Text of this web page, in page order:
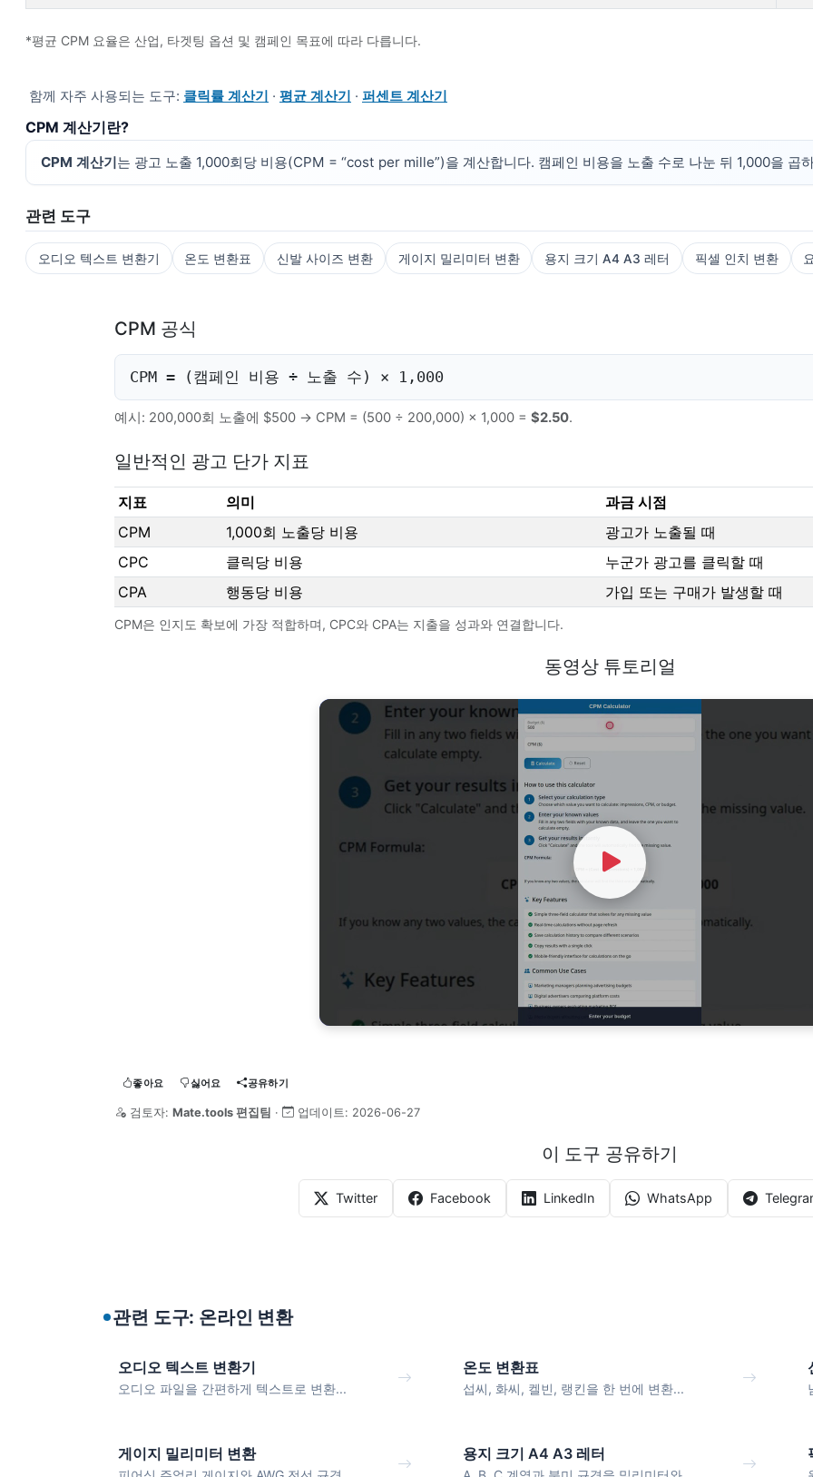
*평균 CPM 요율은 산업, 타겟팅 옵션 및 캠페인 목표에 따라 다릅니다.
함께 자주 사용되는 도구: 클릭률 계산기 · 평균 계산기 · 퍼센트 계산기
CPM 계산기란?
CPM 계산기는 광고 노출 1,000회당 비용(CPM = “cost per mille”)을 계산합니다. 캠페인 비용을 노출 수로 나눈 뒤 1,000을 곱
관련 도구
오디오 텍스트 변환기 온도 변환표 신발 사이즈 변환 게이지 밀리미터 변환 용지 크기 A4 A3 레터 픽셀 인치 변환
CPM 공식
CPM = (캠페인 비용 ÷ 노출 수) × 1,000
예시: 200,000회 노출에 $500 → CPM = (500 ÷ 200,000) × 1,000 = $2.50.
일반적인 광고 단가 지표
지표 의미
과금 시점
CPM
1,000회 노출당 비용
광고가 노출될 때
CPC
클릭당 비용
누군가 광고를 클릭할 때
CPA
행동당 비용 가입 또는 구매가 발생할 때
CPM은 인지도 확보에 가장 적합하며, CPC와 CPA는 지출을 성과와 연결합니다.
동영상 튜토리얼
Watch Video
좋아요 싫어요 공유하기
검토자: Mate.tools 편집팀 · 업데이트: 2026-06-27
이 도구 공유하기
Twitter Facebook LinkedIn WhatsApp
관련 도구: 온라인 변환
오디오 텍스트 변환기
오디오 파일을 간편하게 텍스트로 변환...
온도 변환표
섭씨, 화씨, 켈빈, 랭킨을 한 번에 변환...
게이지 밀리미터 변환 용지 크기 A4 A3 레터